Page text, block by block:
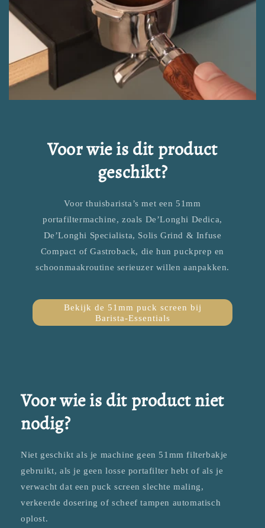
Voor wie is dit product
geschikt?
Voor thuisbarista’s met een 51mm
portafiltermachine, zoals De’Longhi Dedica,
De’Longhi Specialista, Solis Grind & Infuse
Compact of Gastroback, die hun puckprep en
schoonmaakroutine serieuzer willen aanpakken.
Bekijk de 51mm puck screen bij
Barista-Essentials
Voor wie is dit product niet
nodig?
Niet geschikt als je machine geen 51mm filterbakje
gebruikt, als je geen losse portafilter hebt of als je
verwacht dat een puck screen slechte maling,
verkeerde dosering of scheef tampen automatisch
oplost.